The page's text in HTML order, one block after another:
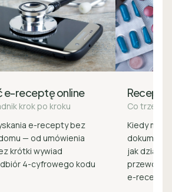
e-receptę online
krok po kroku
e-recepty bez
— od umówienia
krótki wywiad
4-cyfrowego kodu
Recepta
Co trzeba
Kiedy
jak działa
e-